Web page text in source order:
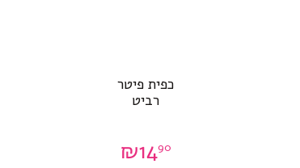
כפית פיטר
רביט
₪1490